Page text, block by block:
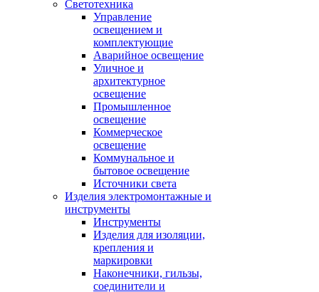
Светотехника
Управление
освещением и
комплектующие
Аварийное освещение
Уличное и
архитектурное
освещение
Промышленное
освещение
Коммерческое
освещение
Коммунальное и
бытовое освещение
Источники света
Изделия электромонтажные и
инструменты
Инструменты
Изделия для изоляции,
крепления и
маркировки
Наконечники, гильзы,
соединители и